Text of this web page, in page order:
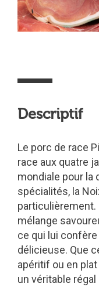
Descriptif
Le porc de race
race aux quatre
mondiale pour la
spécialités, la
particulièrement.
mélange
ce qui lui
délicieuse. Que
apéritif ou en
un véritable